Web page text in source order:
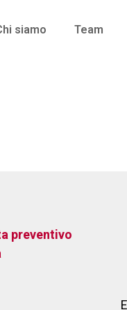
siamo Team
preventivo